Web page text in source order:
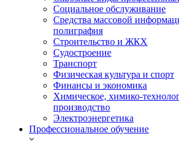
Социальное обслуживание
Средства массовой
полиграфия
Строительство и ЖКХ
Судостроение
Транспорт
Физическая культура и спорт
Финансы и экономика
Химическое, химико-
производство
Электроэнергетика
Профессиональное обучение